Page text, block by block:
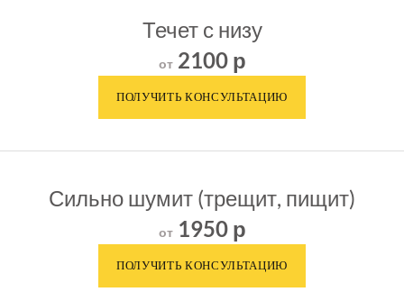
Течет с низу
от2100 р
Сильно шумит (трещит, пищит)
от1950 р